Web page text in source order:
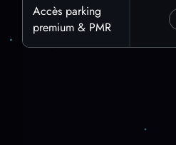
Accès parking
premium & PMR